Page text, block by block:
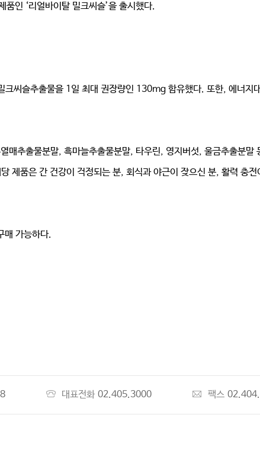
인 ‘리얼바이탈 밀크씨슬’을 출시했다.
씨슬추출물을 1일 최대 권장량인 130mg 함유했다. 또한, 에너지
매추출물분말, 흑마늘추출물분말, 타우린, 영지버섯, 울금추출분말
제품은 간 건강이 걱정되는 분, 회식과 야근이 잦으신 분, 활력 충전
매 가능하다.
대표전화 02.405.3000 팩스